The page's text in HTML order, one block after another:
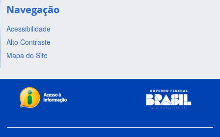
Navegação
Acessibilidade
Alto Contraste
Mapa do Site